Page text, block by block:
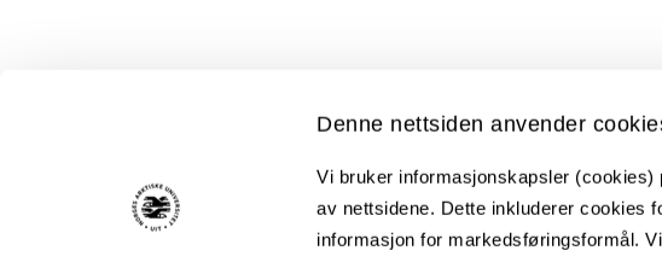
Denne nettsiden anvender
Vi bruker informasjonskapsler
av nettsidene. Dette inkluderer cookies
informasjon for markedsføringsformål.